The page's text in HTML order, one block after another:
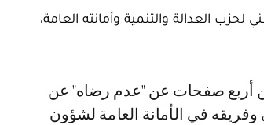
العدالة والتنمية وأمانته العامة،
وفريقه في الأمانة العامة لشؤون